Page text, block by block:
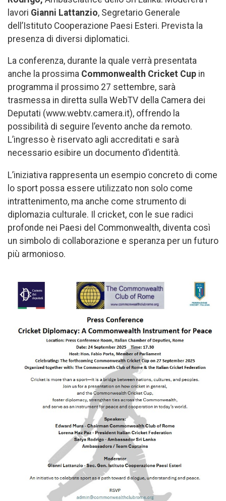
lavori Gianni Lattanzio, Segretario Generale
dell’Istituto Cooperazione Paesi Esteri. Prevista la
presenza di diversi diplomatici.
La conferenza, durante la quale verrà presentata
anche la prossima Commonwealth Cricket Cup in
programma il prossimo 27 settembre, sarà
trasmessa in diretta sulla WebTV della Camera dei
Deputati (www.webtv.camera.it), offrendo la
possibilità di seguire l’evento anche da remoto.
L’ingresso è riservato agli accreditati e sarà
necessario esibire un documento d’identità.
L’iniziativa rappresenta un esempio concreto di come
lo sport possa essere utilizzato non solo come
intrattenimento, ma anche come strumento di
diplomazia culturale. Il cricket, con le sue radici
profonde nei Paesi del Commonwealth, diventa così
un simbolo di collaborazione e speranza per un futuro
più armonioso.